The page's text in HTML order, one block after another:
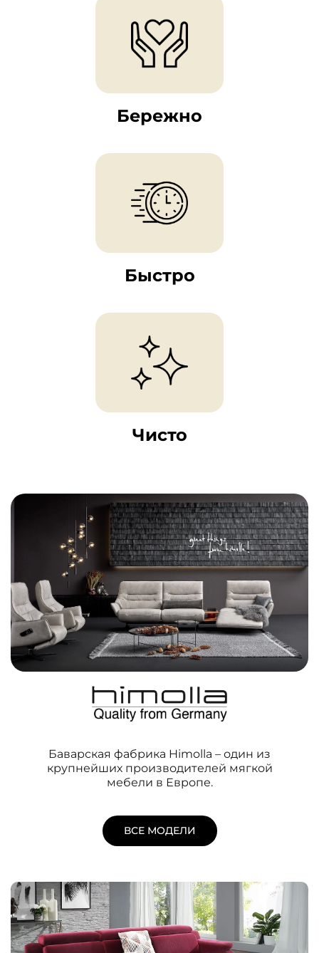
Бережно
Быстро
Чисто
Баварская фабрика Himolla – один из
крупнейших производителей мягкой
мебели в Европе.
ВСЕ МОДЕЛИ